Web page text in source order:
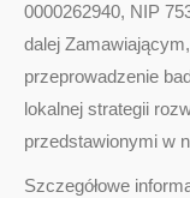
0000262940, NIP
dalej
przeprowadzenie
lokalnej strategii
przedstawionymi w
Szczegółowe